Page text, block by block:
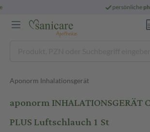
pharmazeutische
Aponorm Inhalationsgerät
aponorm INHALATIONSGERÄT
PLUS Luftschlauch 1 St